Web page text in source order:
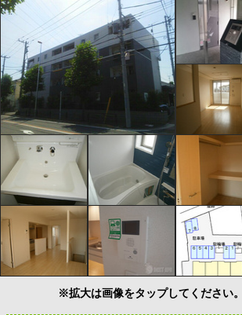
※拡大は画像をタップしてください。